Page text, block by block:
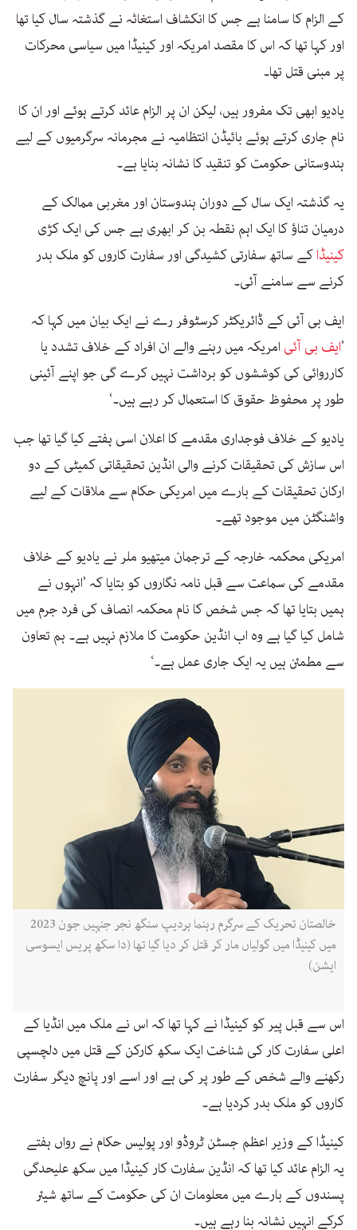
کے الزام کا سامنا ہے جس کا انکشاف استغاثہ نے گذشتہ سال کیا تھا
اور کہا تھا کہ اس کا مقصد امریکہ اور کینیڈا میں سیاسی محرکات
پر مبنی قتل تھا۔
یادیو ابھی تک مفرور ہیں، لیکن ان پر الزام عائد کرتے ہوئے اور ان کا
نام جاری کرتے ہوئے بائیڈن انتظامیہ نے مجرمانہ سرگرمیوں کے لیے
ہندوستانی حکومت کو تنقید کا نشانہ بنایا ہے۔
یہ گذشتہ ایک سال کے دوران ہندوستان اور مغربی ممالک کے
درمیان تناؤ کا ایک اہم نقطہ بن کر ابھری ہے جس کی ایک کڑی
کینیڈاکے ساتھ سفارتی کشیدگی اور سفارت کاروں کو ملک بدر
کرنے سے سامنے آئی۔
ایف بی آئی کے ڈائریکٹر کرسٹوفر رے نے ایک بیان میں کہا کہ
’ایف بی آئی امریکہ میں رہنے والے ان افراد کے خلاف تشدد یا
کارروائی کی کوششوں کو برداشت نہیں کرے گی جو اپنے آئینی
طور پر محفوظ حقوق کا استعمال کر رہے ہیں۔‘
یادیو کے خلاف فوجداری مقدمے کا اعلان اسی ہفتے کیا گیا تھا جب
اس سازش کی تحقیقات کرنے والی انڈین تحقیقاتی کمیٹی کے دو
ارکان تحقیقات کے بارے میں امریکی حکام سے ملاقات کے لیے
واشنگٹن میں موجود تھے۔
امریکی محکمہ خارجہ کے ترجمان میتھیو ملر نے یادیو کے خلاف
مقدمے کی سماعت سے قبل نامہ نگاروں کو بتایا کہ ’انہوں نے
ہمیں بتایا تھا کہ جس شخص کا نام محکمہ انصاف کی فرد جرم میں
شامل کیا گیا ہے وہ اب انڈین حکومت کا ملازم نہیں ہے۔ ہم تعاون
سے مطمئن ہیں یہ ایک جاری عمل ہے۔‘
خالصتان تحریک کے سرگرم رہنما ہردیپ سنگھ نجر جنہیں جون 2023
میں کینیڈا میں گولیاں مار کر قتل کر دیا گیا تھا (دا سکھ پریس ایسوسی
ایشن)
اس سے قبل پیر کو کینیڈا نے کہا تھا کہ اس نے ملک میں انڈیا کے
اعلی سفارت کار کی شناخت ایک سکھ کارکن کے قتل میں دلچسپی
رکھنے والے شخص کے طور پر کی ہے اور اسے اور پانچ دیگر سفارت
کاروں کو ملک بدر کردیا ہے۔
کینیڈا کے وزیر اعظم جسٹن ٹروڈو اور پولیس حکام نے رواں ہفتے
یہ الزام عائد کیا تھا کہ انڈین سفارت کار کینیڈا میں سکھ علیحدگی
پسندوں کے بارے میں معلومات ان کی حکومت کے ساتھ شیئر
کرکے انہیں نشانہ بنا رہے ہیں۔